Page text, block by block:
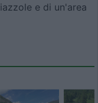
e di un'area